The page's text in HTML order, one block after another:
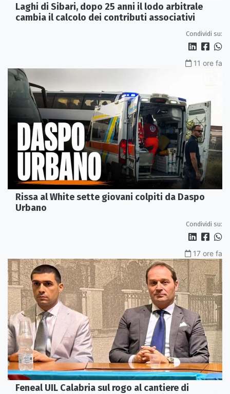
Laghi di Sibari, dopo 25 anni il lodo arbitrale
cambia il calcolo dei contributi associativi
Condividi su:
11 ore fa
Rissa al White sette giovani colpiti da Daspo
Urbano
Condividi su:
17 ore fa
Feneal UIL Calabria sul rogo al cantiere di